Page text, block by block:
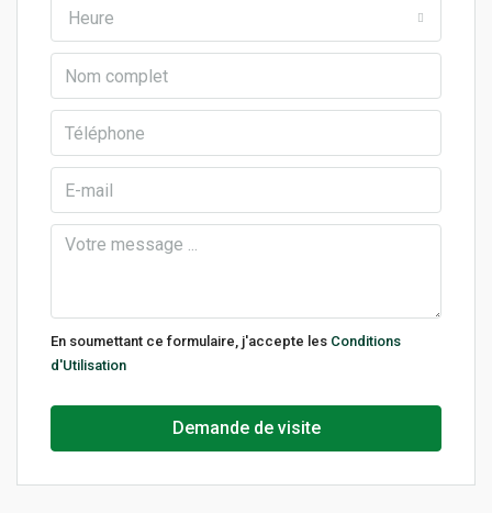
Heure
En soumettant ce formulaire, j'accepte les Conditions
d'Utilisation
Demande de visite